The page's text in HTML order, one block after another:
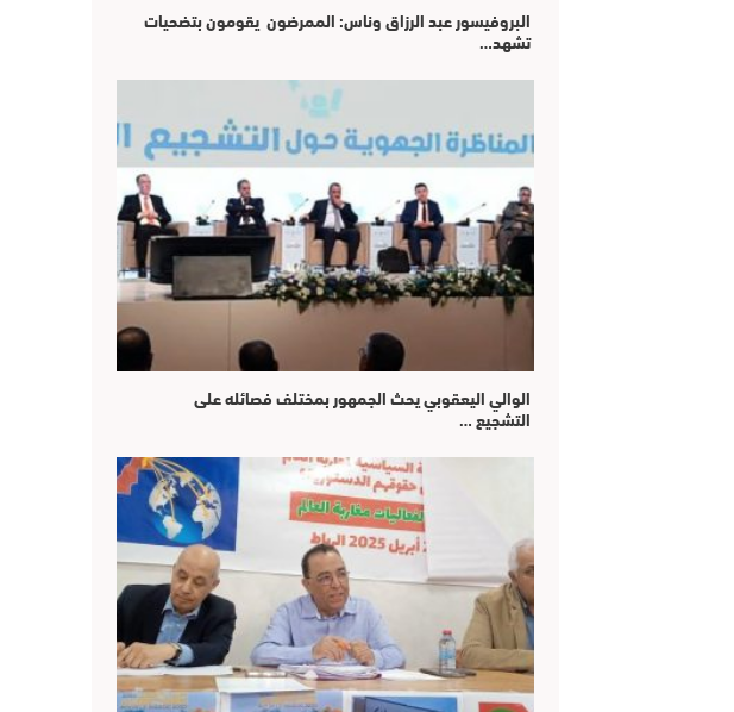
البروفيسور عبد الرزاق وناس: الممرضون يقومون بتضحيات
تشهد…
الوالي اليعقوبي يحث الجمهور بمختلف فصائله على
التشجيع …